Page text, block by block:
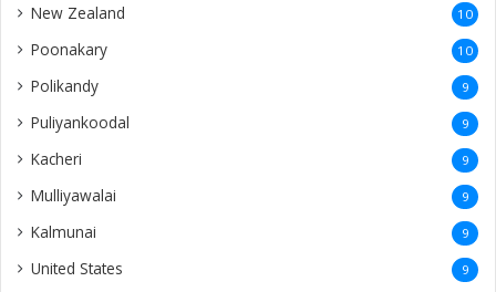
New Zealand 10
Poonakary 10
Polikandy 9
Puliyankoodal 9
Kacheri 9
Mulliyawalai 9
Kalmunai 9
United States 9